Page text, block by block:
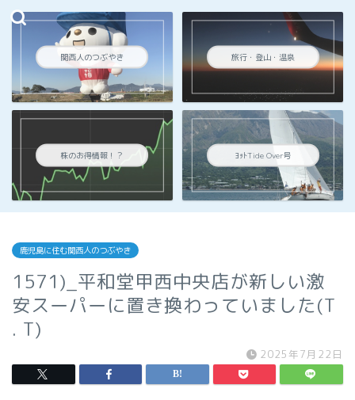
関西人のつぶやき 旅行・登山・温泉
株のお得情報！？ ﾖｯﾄTide Over号
鹿児島に住む関西人のつぶやき
1571)_平和堂甲西中央店が新しい激
安スーパーに置き換わっていました(T
. T)
2025年7月22日